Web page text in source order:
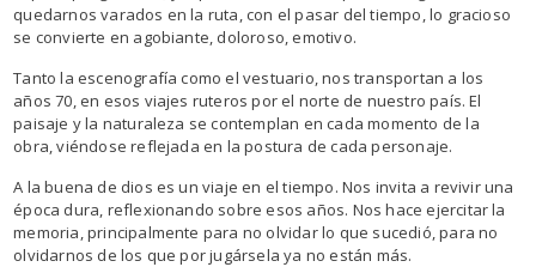
quedarnos varados en la ruta, con el pasar del tiempo, lo gracioso
se convierte en agobiante, doloroso, emotivo.
Tanto la escenografía como el vestuario, nos transportan a los
años 70, en esos viajes ruteros por el norte de nuestro país. El
paisaje y la naturaleza se contemplan en cada momento de la
obra, viéndose reflejada en la postura de cada personaje.
A la buena de dios es un viaje en el tiempo. Nos invita a revivir una
época dura, reflexionando sobre esos años. Nos hace ejercitar la
memoria, principalmente para no olvidar lo que sucedió, para no
olvidarnos de los que por jugársela ya no están más.